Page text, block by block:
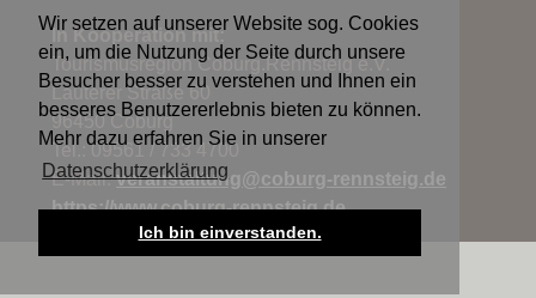
Wir setzen auf unserer Website sog. Cookies
ein, um die Nutzung der Seite durch unsere
Besucher besser zu verstehen und Ihnen ein
besseres Benutzererlebnis bieten zu können.
Mehr dazu erfahren Sie in unserer
Datenschutzerklärung
Ich bin einverstanden.
In Kooperation mit:
Tourismusregion Coburg.Rennsteig e.V.
Lauterer Straße 60
96450 Coburg
Tel.: 09561 / 733 4700
E-Mail:veranstaltung@coburg-rennsteig.de
https://www.coburg-rennsteig.de